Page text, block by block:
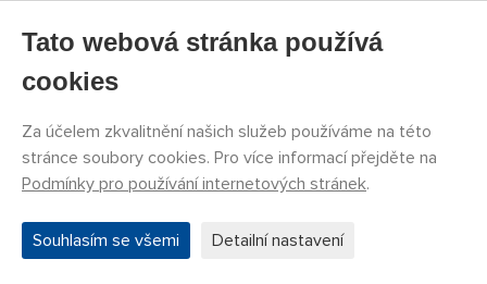
Tato webová stránka používá
cookies
Za účelem zkvalitnění našich služeb používáme na této
stránce soubory cookies. Pro více informací přejděte na
Podmínky pro používání internetových stránek.
Souhlasím se všemi Detailní nastavení